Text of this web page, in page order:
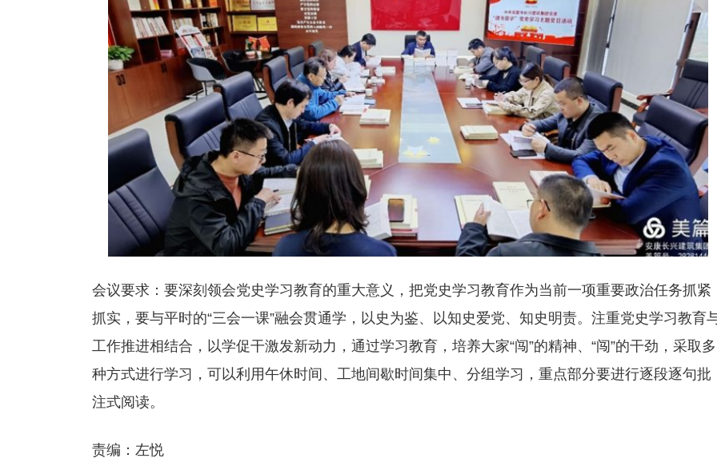
会议要求：要深刻领会党史学习教育的重大意义，把党史学习教育作为当前一项重要政治任务抓紧
抓实，要与平时的“三会一课”融会贯通学，以史为鉴、以知史爱党、知史明责。注重党史学习教育
工作推进相结合，以学促干激发新动力，通过学习教育，培养大家“闯”的精神、“闯”的干劲，采取多
种方式进行学习，可以利用午休时间、工地间歇时间集中、分组学习，重点部分要进行逐段逐句批
注式阅读。
责编：左悦